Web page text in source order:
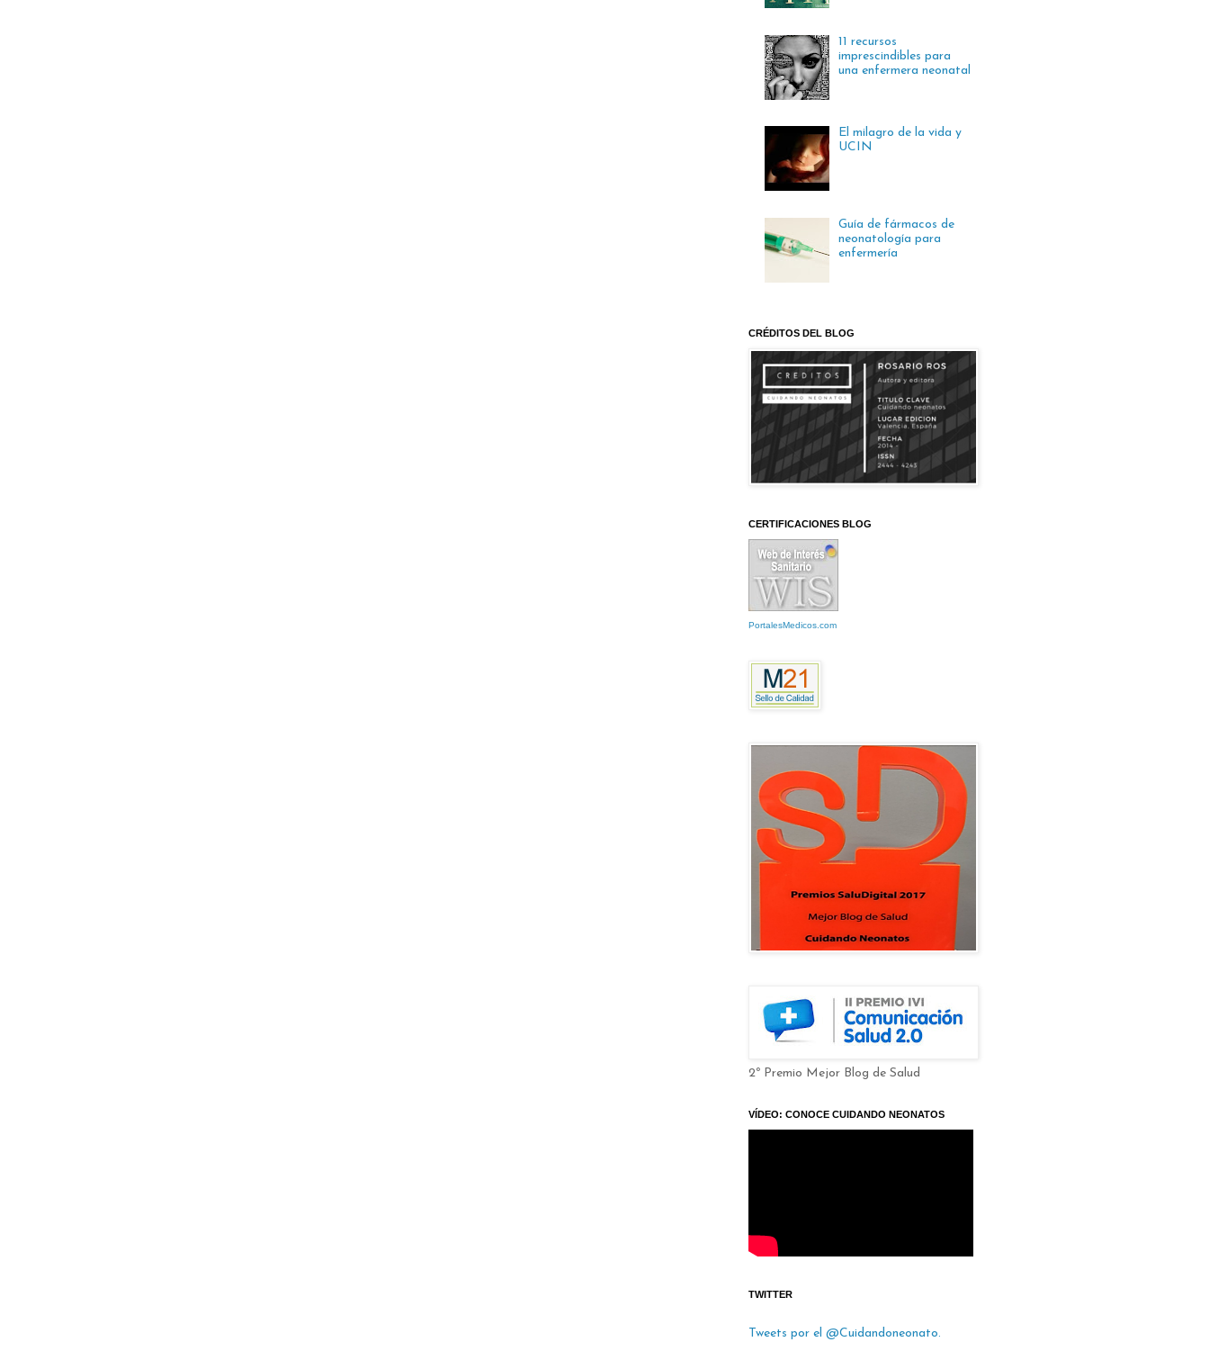
11 recursos
imprescindibles para
una enfermera neonatal
El milagro de la vida y
UCIN
Guía de fármacos de
neonatología para
enfermería
CRÉDITOS DEL BLOG
CERTIFICACIONES BLOG
PortalesMedicos.com
2º Premio Mejor Blog de Salud
VÍDEO: CONOCE CUIDANDO NEONATOS
TWITTER
Tweets por el @Cuidandoneonato.